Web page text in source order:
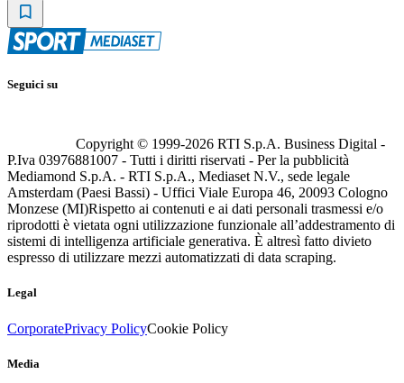
Seguici su
Copyright © 1999-2026 RTI S.p.A. Business Digital -
P.Iva 03976881007 - Tutti i diritti riservati - Per la pubblicità
Mediamond S.p.A. - RTI S.p.A., Mediaset N.V., sede legale
Amsterdam (Paesi Bassi) - Uffici Viale Europa 46, 20093 Cologno
Monzese (MI)Rispetto ai contenuti e ai dati personali trasmessi e/o
riprodotti è vietata ogni utilizzazione funzionale all’addestramento di
sistemi di intelligenza artificiale generativa. È altresì fatto divieto
espresso di utilizzare mezzi automatizzati di data scraping.
Legal
CorporatePrivacy PolicyCookie Policy
Media